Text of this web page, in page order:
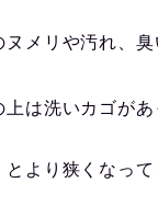
メリや汚れ、臭
は洗いカゴがあ
より狭くなって